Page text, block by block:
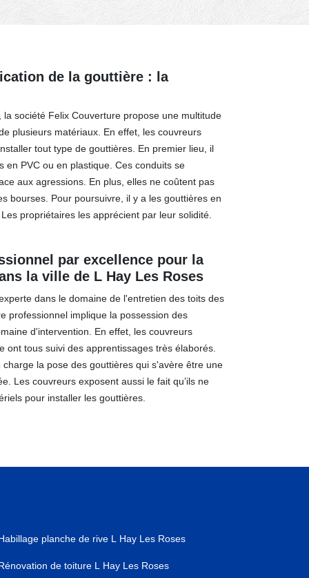
de la gouttière : la
la société Felix Couverture propose une multitude
plusieurs matériaux. En effet, les couvreurs
tout type de gouttières. En premier lieu, il
en PVC ou en plastique. Ces conduits se
aux agressions. En plus, elles ne coûtent pas
bourses. Pour poursuivre, il y a les gouttières en
propriétaires les apprécient par leur solidité.
par excellence pour la
la ville de L Hay Les Roses
dans le domaine de l'entretien des toits des
professionnel implique la possession des
d'intervention. En effet, les couvreurs
ont tous suivi des apprentissages très élaborés.
la pose des gouttières qui s'avère être une
Les couvreurs exposent aussi le fait qu’ils ne
pour installer les gouttières.
planche de rive L Hay Les Roses
de toiture L Hay Les Roses